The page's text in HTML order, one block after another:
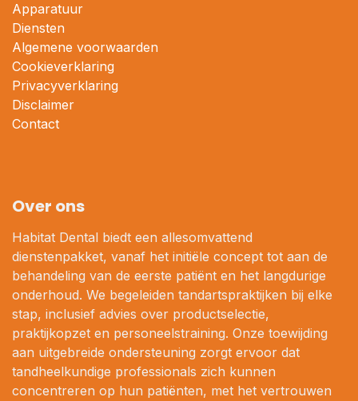
Apparatuur
Diensten
Algemene voorwaarden
Cookieverklaring
Privacyverklaring
Disclaimer
Contact
Over ons
Habitat Dental biedt een allesomvattend
dienstenpakket, vanaf het initiële concept tot aan de
behandeling van de eerste patiënt en het langdurige
onderhoud. We begeleiden tandartspraktijken bij elke
stap, inclusief advies over productselectie,
praktijkopzet en personeelstraining. Onze toewijding
aan uitgebreide ondersteuning zorgt ervoor dat
tandheelkundige professionals zich kunnen
concentreren op hun patiënten, met het vertrouwen